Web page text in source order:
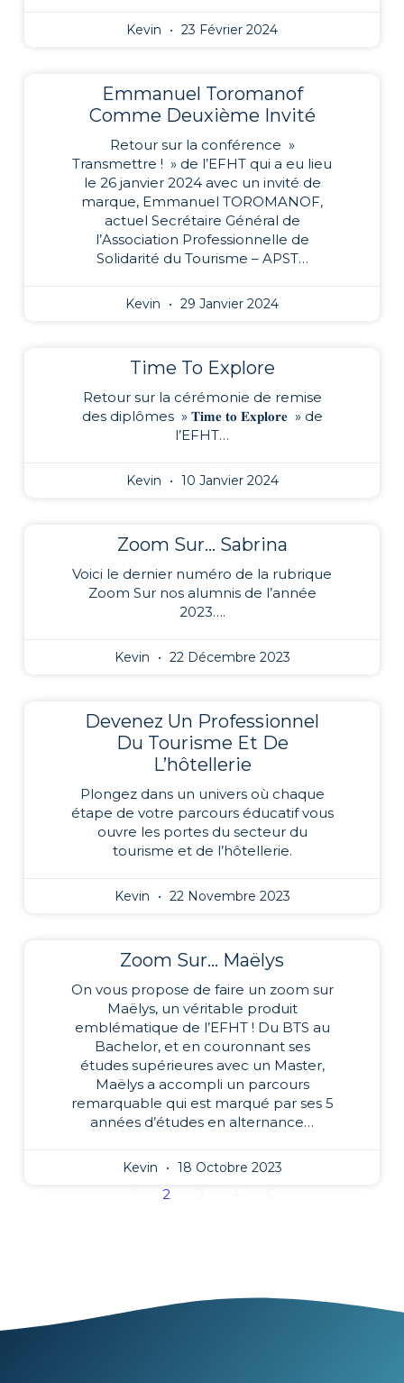
Kevin 23 Février 2024
Emmanuel Toromanof
Comme Deuxième Invité
Retour sur la conférence »
Transmettre ! » de l’EFHT qui a eu lieu
le 26 janvier 2024 avec un invité de
marque, Emmanuel TOROMANOF,
actuel Secrétaire Général de
l’Association Professionnelle de
Solidarité du Tourisme – APST…
Kevin 29 Janvier 2024
Time To Explore
Retour sur la cérémonie de remise
des diplômes » 𝐓𝐢𝐦𝐞 𝐭𝐨 𝐄𝐱𝐩𝐥𝐨𝐫𝐞 » de
l’EFHT…
Kevin 10 Janvier 2024
Zoom Sur… Sabrina
Voici le dernier numéro de la rubrique
Zoom Sur nos alumnis de l’année
2023….
Kevin 22 Décembre 2023
Devenez Un Professionnel
Du Tourisme Et De
L’hôtellerie
Plongez dans un univers où chaque
étape de votre parcours éducatif vous
ouvre les portes du secteur du
tourisme et de l’hôtellerie.
Kevin 22 Novembre 2023
Zoom Sur… Maëlys
On vous propose de faire un zoom sur
Maëlys, un véritable produit
emblématique de l’EFHT ! Du BTS au
Bachelor, et en couronnant ses
études supérieures avec un Master,
Maëlys a accompli un parcours
remarquable qui est marqué par ses 5
années d’études en alternance…
Kevin 18 Octobre 2023
2